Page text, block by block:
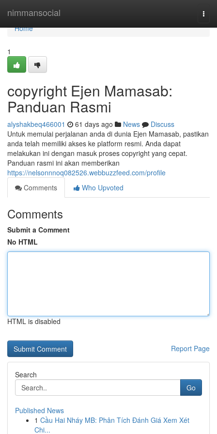
nimmansocial
Home
Home
1
copyright Ejen Mamasab:
Panduan Rasmi
alyshakbeq466001 61 days ago News
Discuss
Untuk memulai perjalanan anda di dunia Ejen Mamasab, pastikan
anda telah memiliki akses ke platform resmi. Anda dapat
melakukan ini dengan masuk proses copyright yang cepat.
Panduan rasmi ini akan memberikan
https://nelsonnnoq082526.webbuzzfeed.com/profile
Comments
Who Upvoted
Comments
Submit a Comment
No HTML
HTML is disabled
Report Page
Search
Go
Published News
1 Cầu Hai Nháy MB: Phân Tích Đánh Giá Xem Xét
Chi...